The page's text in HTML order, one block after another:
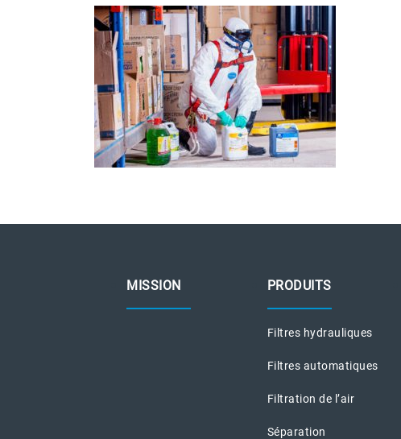
MISSION PRODUITS
Filtres hydrauliques
Filtres automatiques
Filtration de l’air
Séparation